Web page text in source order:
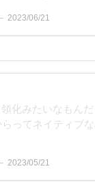
2023/06/21
化みたいなもん
ってネイティブ
2023/05/21